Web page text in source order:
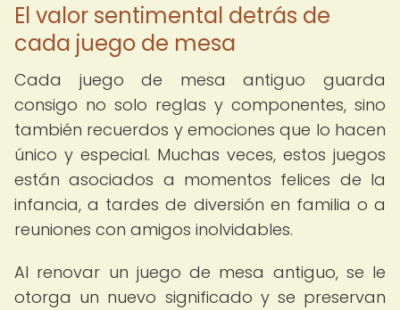
El valor sentimental detrás de
cada juego de mesa
Cada juego de mesa antiguo guarda
consigo no solo reglas y componentes, sino
también recuerdos y emociones que lo hacen
único y especial. Muchas veces, estos juegos
están asociados a momentos felices de la
infancia, a tardes de diversión en familia o a
reuniones con amigos inolvidables.
Al renovar un juego de mesa antiguo, se le
otorga un nuevo significado y se preservan